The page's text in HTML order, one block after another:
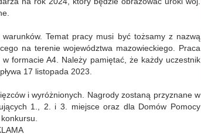
Temat pracy musi być tożsamy z nazwą
na terenie województwa mazowieckiego. Praca
formacie A4. Należy pamiętać, że każdy uczestnik
17 listopada 2023.
i wyróżnionych. Nagrody zostaną przyznane w
1., 2. i 3. miejsce oraz dla Domów Pomocy